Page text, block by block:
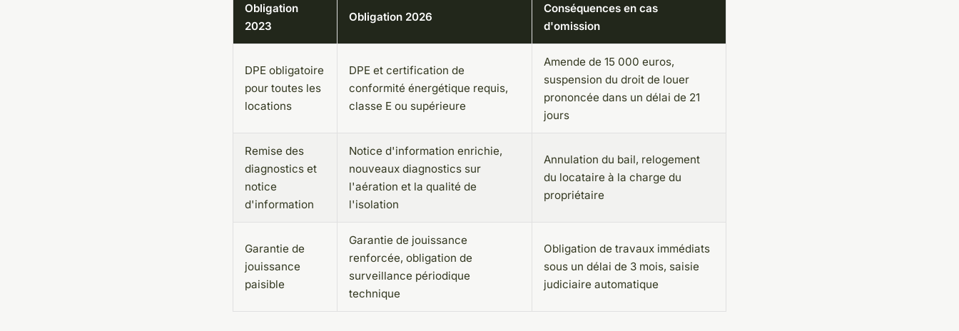
Obligation
2023
Obligation 2026
Conséquences en cas
d'omission
DPE obligatoire
pour toutes les
locations
DPE et certification de
conformité énergétique requis,
classe E ou supérieure
Amende de 15 000 euros,
suspension du droit de louer
prononcée dans un délai de 21
jours
Remise des
diagnostics et
notice
d'information
Notice d'information enrichie,
nouveaux diagnostics sur
l'aération et la qualité de
l'isolation
Annulation du bail, relogement
du locataire à la charge du
propriétaire
Garantie de
jouissance
paisible
Garantie de jouissance
renforcée, obligation de
surveillance périodique
technique
Obligation de travaux immédiats
sous un délai de 3 mois, saisie
judiciaire automatique